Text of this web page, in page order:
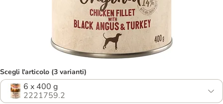
Scegli l'articolo (3 varianti)
6 x 400 g
2221759.2